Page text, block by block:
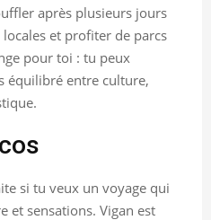
après plusieurs jours
et profiter de parcs
pour toi : tu peux
équilibré entre culture,
si tu veux un voyage qui
et sensations. Vigan est